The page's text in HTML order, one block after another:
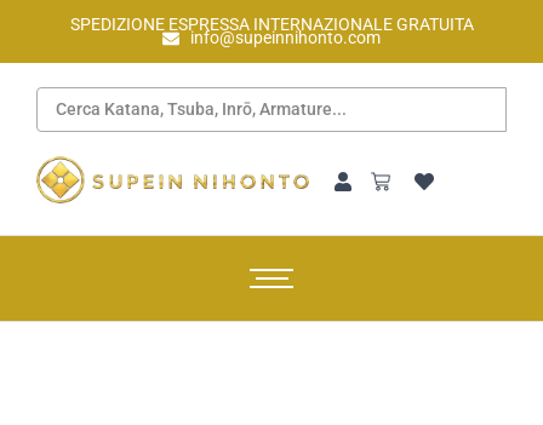
SPEDIZIONE ESPRESSA INTERNAZIONALE GRATUITA
info@supeinnihonto.com